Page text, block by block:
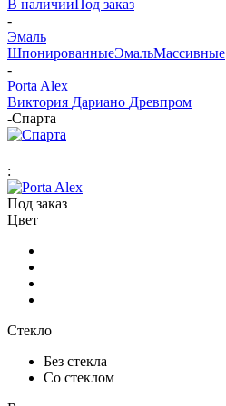
В наличииПод заказ
-
Эмаль
ШпонированныеЭмальМассивные
-
Porta Alex
Виктория Дариано Древпром
-Спарта
:
Под заказ
Цвет
Стекло
Без стекла
Со стеклом